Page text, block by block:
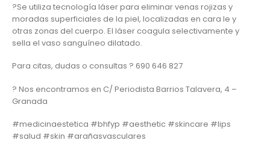
?Se utiliza tecnología láser para eliminar venas rojizas y
moradas superficiales de la piel, localizadas en cara le y
otras zonas del cuerpo. El láser coagula selectivamente y
sella el vaso sanguíneo dilatado.
Para citas, dudas o consultas ? 690 646 827
? Nos encontramos en C/ Periodista Barrios Talavera, 4 –
Granada
#medicinaestetica #bhfyp #aesthetic #skincare #lips
#salud #skin #arañasvasculares